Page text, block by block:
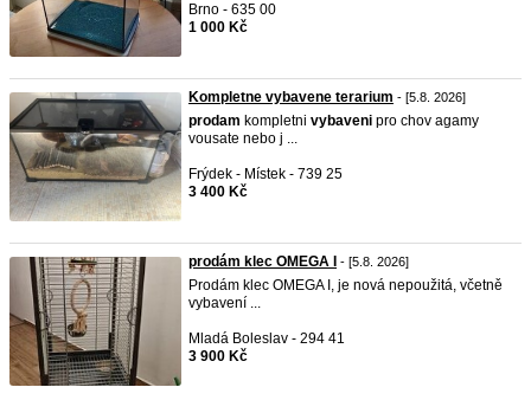
Brno - 635 00
1 000 Kč
Kompletne vybavene terarium - [5.8. 2026]
prodam kompletni vybaveni pro chov agamy
vousate nebo j ...
Frýdek - Místek - 739 25
3 400 Kč
prodám klec OMEGA I - [5.8. 2026]
Prodám klec OMEGA I, je nová nepoužitá, včetně
vybavení ...
Mladá Boleslav - 294 41
3 900 Kč